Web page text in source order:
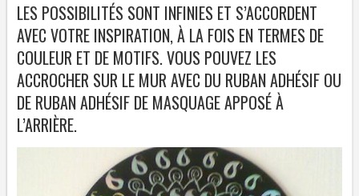
LES POSSIBILITÉS SONT INFINIES ET S’ACCORDENT
AVEC VOTRE INSPIRATION, À LA FOIS EN TERMES DE
COULEUR ET DE MOTIFS. VOUS POUVEZ LES
ACCROCHER SUR LE MUR AVEC DU RUBAN ADHÉSIF OU
DE RUBAN ADHÉSIF DE MASQUAGE APPOSÉ À
L’ARRIÈRE.